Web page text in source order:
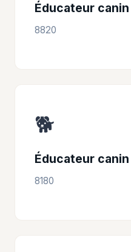
Éducateur
8820
🐕
Éducateur
8180